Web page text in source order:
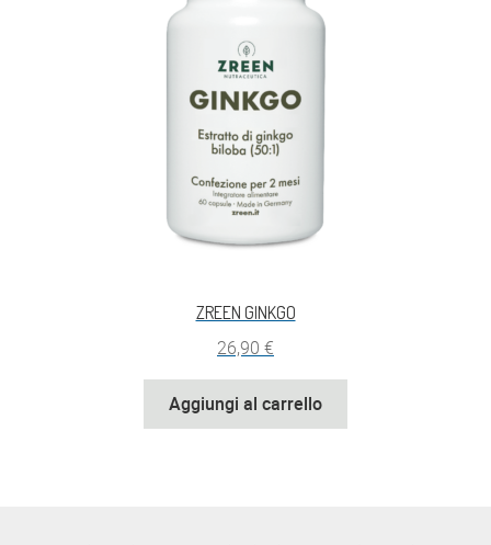
ZREEN GINKGO
26,90 €
Aggiungi al carrello